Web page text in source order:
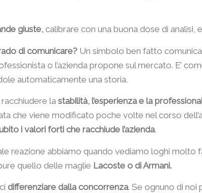
giuste, calibrare con una buona dose di analisi,
di comunicare? Un simbolo ben fatto
o l’azienda propone sul mercato. E’
automaticamente una storia.
lastabilità, l’esperienza e la
che viene modificato poche volte nel corso
i valori forti che racchiude l’azienda.
reazione abbiamo quando vediamo loghi molto
quello delle maglie Lacoste o di Armani.
differenziare dalla concorrenza. Se ognuno di noi